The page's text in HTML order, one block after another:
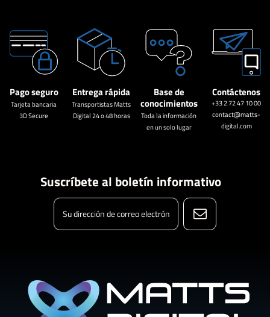
Pago seguro
Tarjeta bancaria
3D Secure
Entrega rápida
Transportistas Matts
Digital 24 o 48 horas
Base de
conocimientos
Toda la información
en un solo lugar
Contáctenos
+33 2 72 47 10 00
contact@matts-
digital.com
Suscríbete al boletín informativo